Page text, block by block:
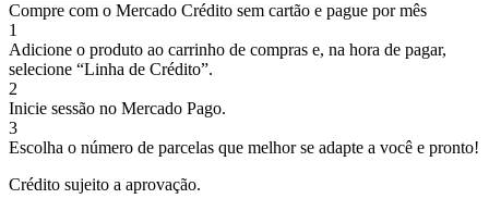
Compre com o Mercado Crédito sem cartão e pague por mês
1
Adicione o produto ao carrinho de compras e, na hora de pagar,
selecione “Linha de Crédito”.
2
Inicie sessão no Mercado Pago.
3
Escolha o número de parcelas que melhor se adapte a você e pronto!
Crédito sujeito a aprovação.